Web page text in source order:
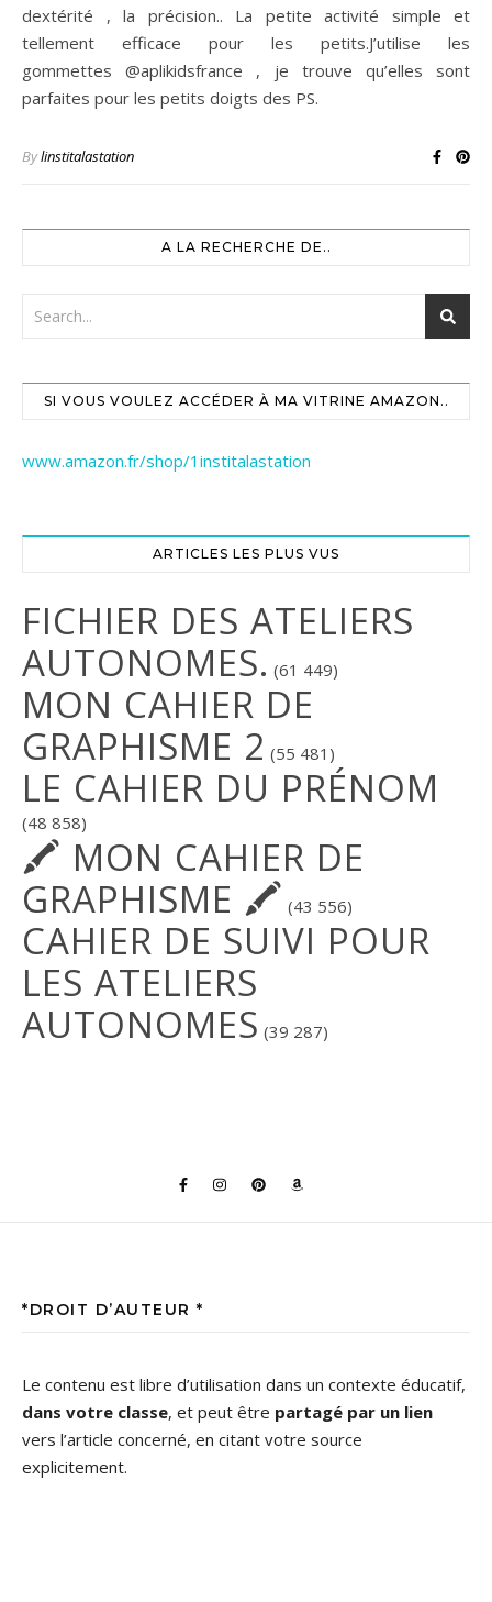
dextérité , la précision.. La petite activité simple et
tellement efficace pour les petits.J’utilise les
gommettes @aplikidsfrance , je trouve qu’elles sont
parfaites pour les petits doigts des PS.
Bylinstitalastation
A LA RECHERCHE DE..
SI VOUS VOULEZ ACCÉDER À MA VITRINE AMAZON..
www.amazon.fr/shop/1institalastation
ARTICLES LES PLUS VUS
FICHIER DES ATELIERS
AUTONOMES. (61 449)
MON CAHIER DE
GRAPHISME 2 (55 481)
LE CAHIER DU PRÉNOM
(48 858)
🖍 MON CAHIER DE
GRAPHISME 🖍 (43 556)
CAHIER DE SUIVI POUR
LES ATELIERS
AUTONOMES (39 287)
*DROIT D’AUTEUR *
Le contenu est libre d’utilisation dans un contexte éducatif,
dans votre classe, et peut être partagé par un lien
vers l’article concerné, en citant votre source
explicitement.